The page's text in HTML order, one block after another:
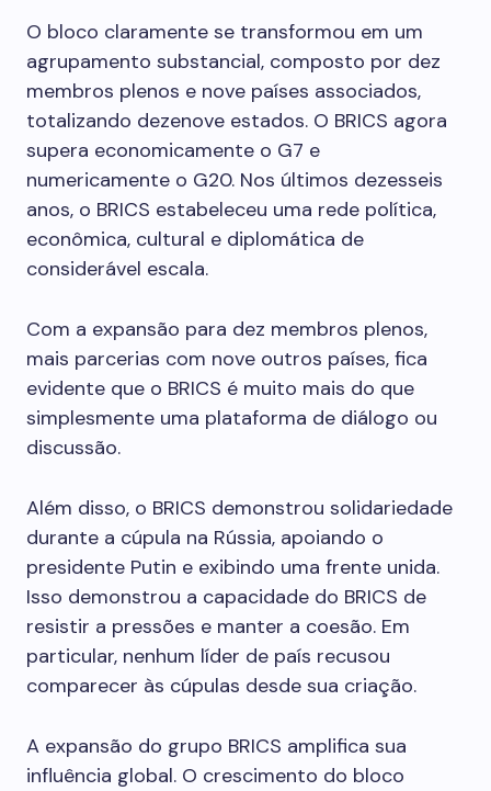
O bloco claramente se transformou em um
agrupamento substancial, composto por dez
membros plenos e nove países associados,
totalizando dezenove estados. O BRICS agora
supera economicamente o G7 e
numericamente o G20. Nos últimos dezesseis
anos, o BRICS estabeleceu uma rede política,
econômica, cultural e diplomática de
considerável escala.
Com a expansão para dez membros plenos,
mais parcerias com nove outros países, fica
evidente que o BRICS é muito mais do que
simplesmente uma plataforma de diálogo ou
discussão.
Além disso, o BRICS demonstrou solidariedade
durante a cúpula na Rússia, apoiando o
presidente Putin e exibindo uma frente unida.
Isso demonstrou a capacidade do BRICS de
resistir a pressões e manter a coesão. Em
particular, nenhum líder de país recusou
comparecer às cúpulas desde sua criação.
A expansão do grupo BRICS amplifica sua
influência global. O crescimento do bloco